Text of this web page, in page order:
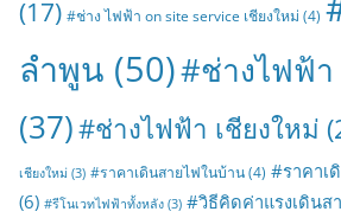
(17) #ช่าง ไฟฟ้า on site service เชียงใหม่ (4)
ลำพูน (50)#ช่างไฟฟ้า
(37)#ช่างไฟฟ้า เชียงใหม่
เชียงใหม่ (3) #ราคาเดินสายไฟในบ้าน(4) #ราคาเ
(6) #รีโนเวทไฟฟ้าทั้งหลัง (3) #วิธีคิดค่าแรงเดินส